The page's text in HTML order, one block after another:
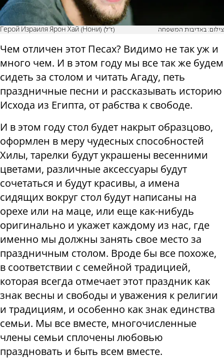
Герой Израиля Ярон Хай (Нони) (ז"ל) צילום: באדיבות המשפחה
Чем отличен этот Песах? Видимо не так уж и
много чем. И в этом году мы все так же будем
сидеть за столом и читать Агаду, петь
праздничные песни и рассказывать историю
Исхода из Египта, от рабства к свободе.
И в этом году стол будет накрыт образцово,
оформлен в меру чудесных способностей
Хилы, тарелки будут украшены весенними
цветами, различные аксессуары будут
сочетаться и будут красивы, а имена
сидящих вокруг стол будут написаны на
орехе или на маце, или еще как-нибудь
оригинально и укажет каждому из нас, где
именно мы должны занять свое место за
праздничным столом. Вроде бы все похоже,
в соответствии с семейной традицией,
которая всегда отмечает этот праздник как
знак весны и свободы и уважения к религии
и традициям, и особенно как знак единства
семьи. Мы все вместе, многочисленные
члены семьи сплочены любовью
праздновать и быть всем вместе.